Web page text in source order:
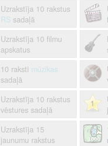
Uzrakstīja 10 rakstus
RSsadaļā
Uzrakstīja 10 filmu
apskatus
10 raksti mūzikas
sadaļā
Uzrakstīja 10 rakstus
vēstures sadaļā
Uzrakstīja 15
jaunumu rakstus